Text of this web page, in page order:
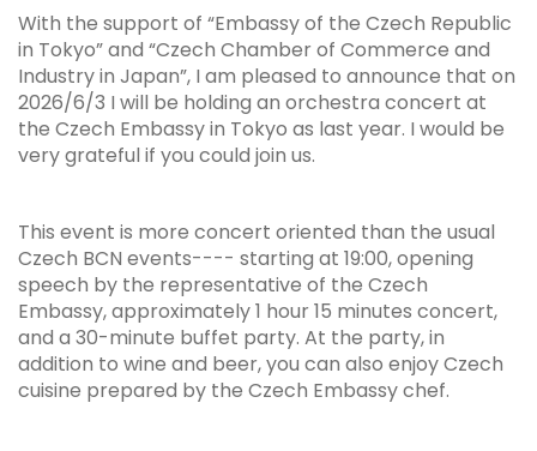
With the support of “Embassy of the Czech Republic
in Tokyo”and “Czech Chamber of Commerce and
Industry in Japan”, I am pleased to announce that on
2026/6/3 I will be holding an orchestra concert at
the Czech Embassy in Tokyo as last year. I would be
very grateful if you could join us.
This event is more concert oriented than the usual
Czech BCN events---- starting at 19:00, opening
speech by the representative of the Czech
Embassy, approximately 1 hour 15 minutes concert,
and a 30-minute buffet party. At the party, in
addition to wine and beer, you can also enjoy Czech
cuisine prepared by the Czech Embassy chef.